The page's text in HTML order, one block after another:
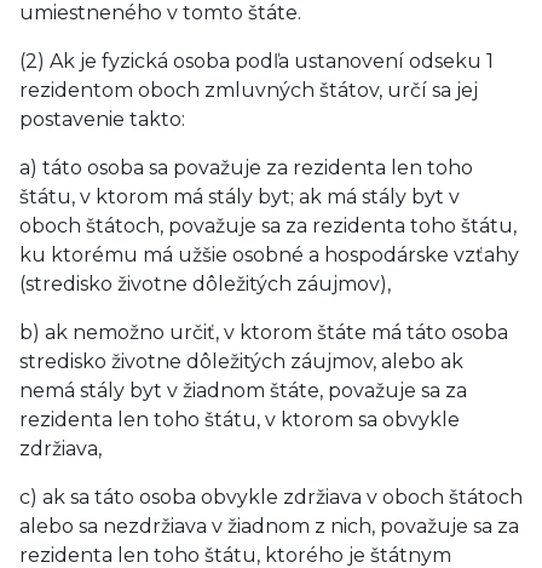
umiestneného v tomto štáte.
(2) Ak je fyzická osoba podľa ustanovení odseku 1
rezidentom oboch zmluvných štátov, určí sa jej
postavenie takto:
a) táto osoba sa považuje za rezidenta len toho
štátu, v ktorom má stály byt; ak má stály byt v
oboch štátoch, považuje sa za rezidenta toho štátu,
ku ktorému má užšie osobné a hospodárske vzťahy
(stredisko životne dôležitých záujmov),
b) ak nemožno určiť, v ktorom štáte má táto osoba
stredisko životne dôležitých záujmov, alebo ak
nemá stály byt v žiadnom štáte, považuje sa za
rezidenta len toho štátu, v ktorom sa obvykle
zdržiava,
c) ak sa táto osoba obvykle zdržiava v oboch štátoch
alebo sa nezdržiava v žiadnom z nich, považuje sa za
rezidenta len toho štátu, ktorého je štátnym